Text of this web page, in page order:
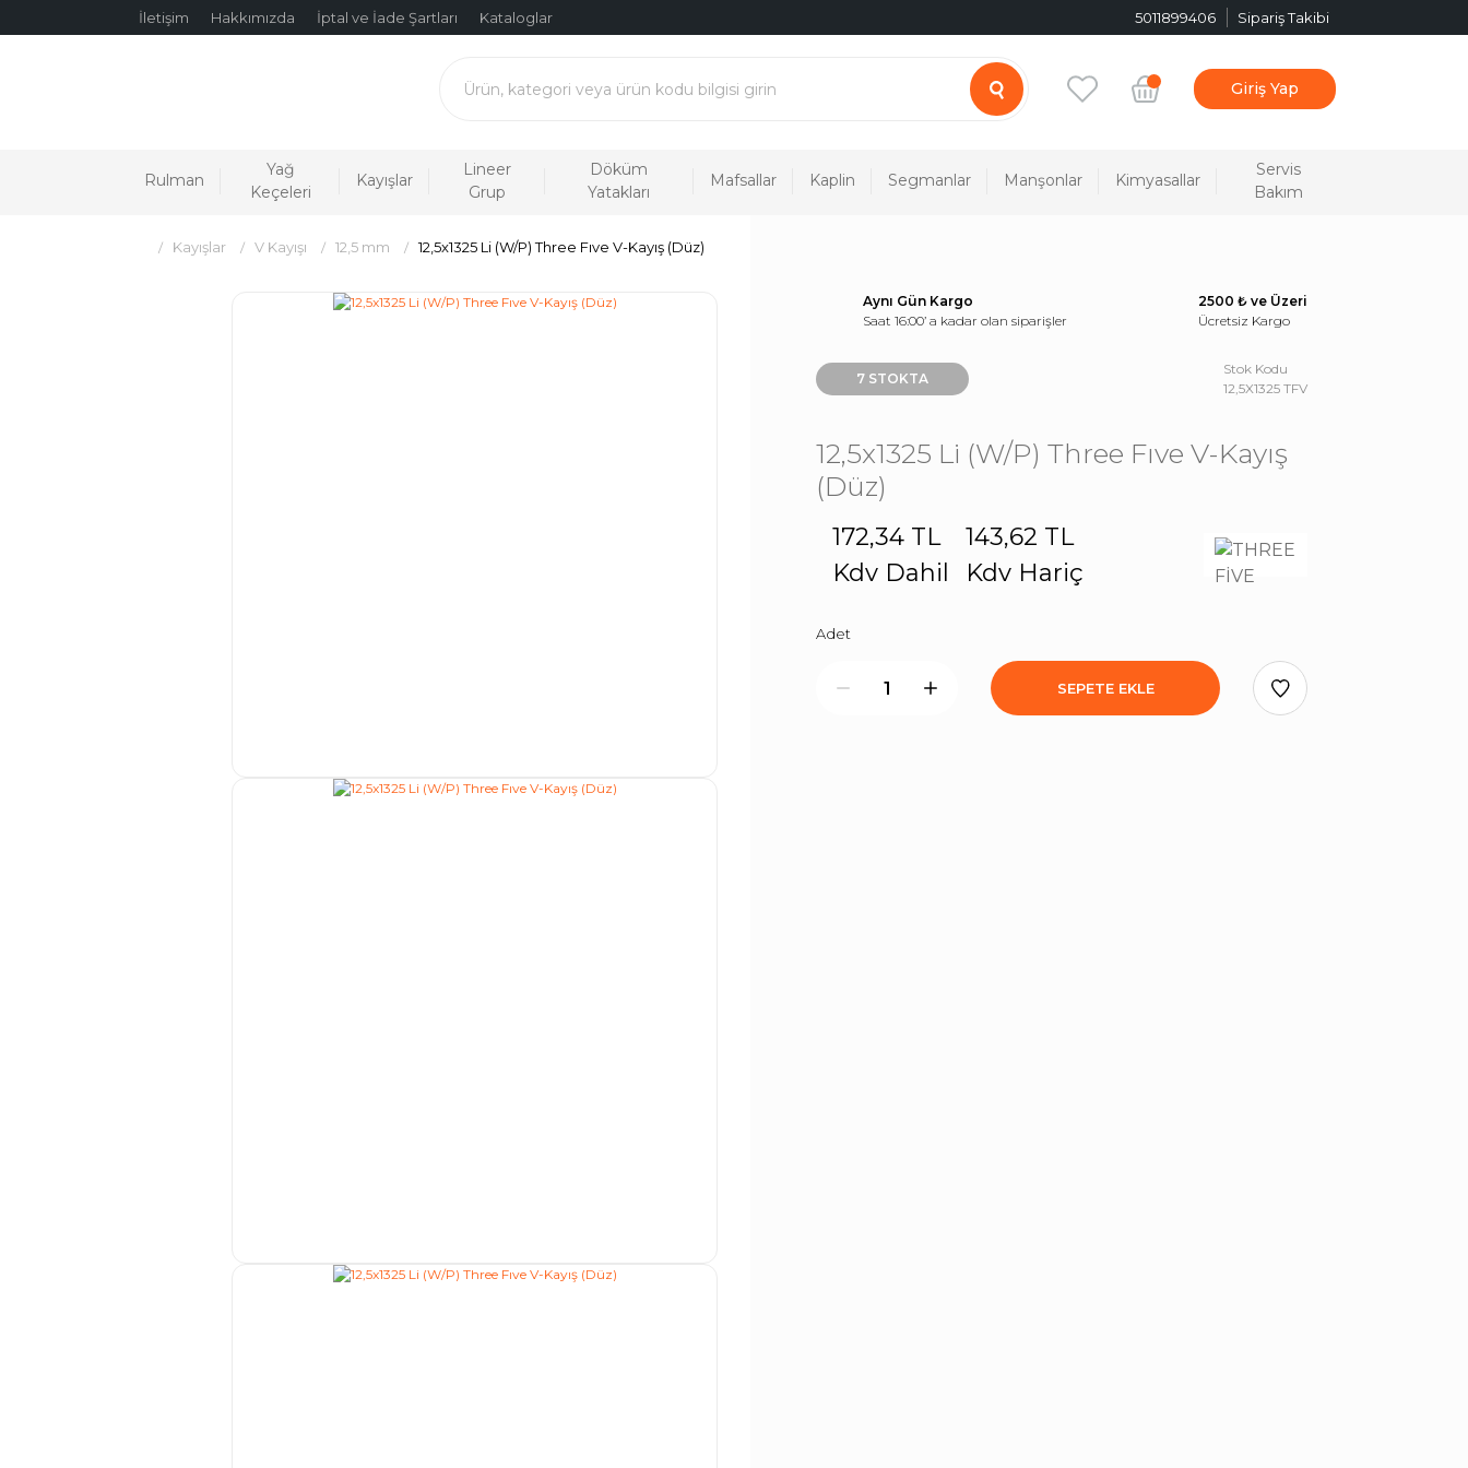
İletişim Hakkımızda İptal ve İade Şartları Kataloglar 5011899406 Sipariş Takibi
Giriş Yap
Rulman
Yağ
Keçeleri
Kayışlar
Lineer
Grup
Döküm
Yatakları
Mafsallar Kaplin Segmanlar Manşonlar Kimyasallar
Servis
Bakım
Kayışlar V Kayışı 12,5 mm 12,5x1325 Li (W/P) Three Fıve V-Kayış (Düz)
Aynı Gün Kargo
Saat 16:00’ a kadar olan siparişler
2500 ₺ ve Üzeri
Ücretsiz Kargo
7 STOKTA
Stok Kodu
12,5X1325 TFV
12,5x1325 Li (W/P) Three Fıve V-Kayış
(Düz)
172,34 TL
Kdv Dahil
143,62 TL
Kdv Hariç
Adet
SEPETE EKLE